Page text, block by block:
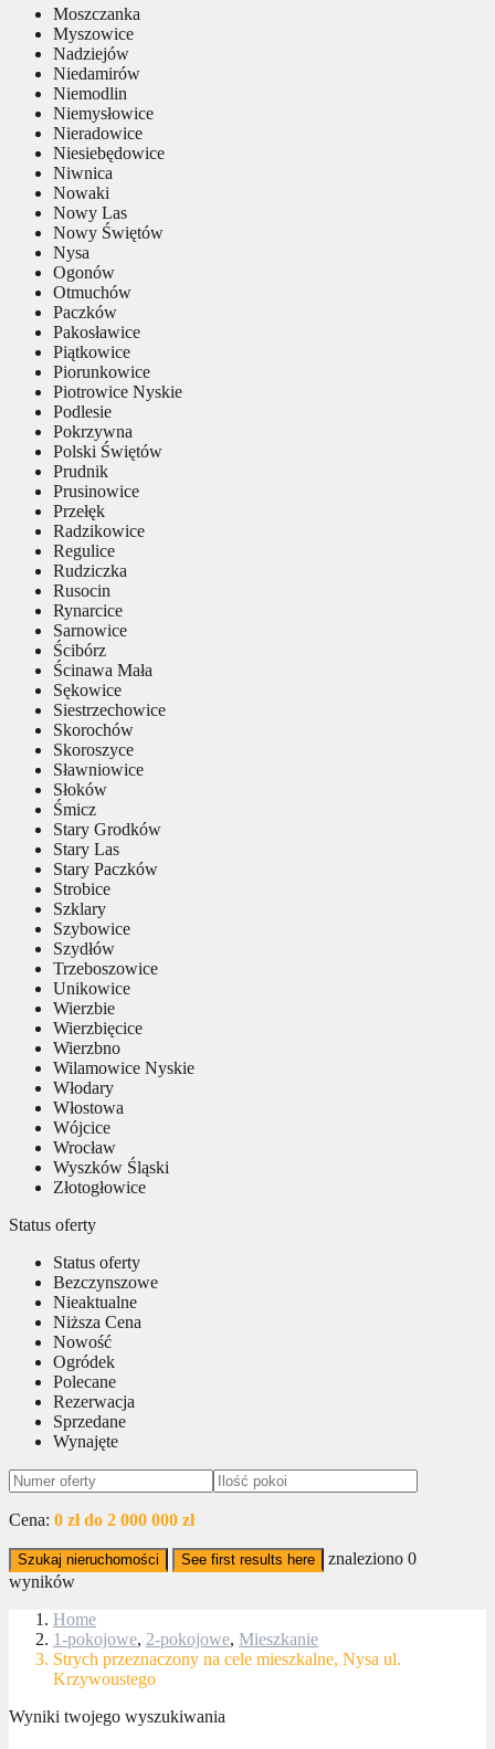
Moszczanka
Myszowice
Nadziejów
Niedamirów
Niemodlin
Niemysłowice
Nieradowice
Niesiebędowice
Niwnica
Nowaki
Nowy Las
Nowy Świętów
Nysa
Ogonów
Otmuchów
Paczków
Pakosławice
Piątkowice
Piorunkowice
Piotrowice Nyskie
Podlesie
Pokrzywna
Polski Świętów
Prudnik
Prusinowice
Przełęk
Radzikowice
Regulice
Rudziczka
Rusocin
Rynarcice
Sarnowice
Ścibórz
Ścinawa Mała
Sękowice
Siestrzechowice
Skorochów
Skoroszyce
Sławniowice
Słoków
Śmicz
Stary Grodków
Stary Las
Stary Paczków
Strobice
Szklary
Szybowice
Szydłów
Trzeboszowice
Unikowice
Wierzbie
Wierzbięcice
Wierzbno
Wilamowice Nyskie
Włodary
Włostowa
Wójcice
Wrocław
Wyszków Śląski
Złotogłowice
Status oferty
Status oferty
Bezczynszowe
Nieaktualne
Niższa Cena
Nowość
Ogródek
Polecane
Rezerwacja
Sprzedane
Wynajęte
Cena: 0 zł do 2 000 000 zł
Szukaj nieruchomości See first results here znaleziono 0
wyników
Home
1-pokojowe, 2-pokojowe, Mieszkanie
Strych przeznaczony na cele mieszkalne, Nysa ul.
Krzywoustego
Wyniki twojego wyszukiwania